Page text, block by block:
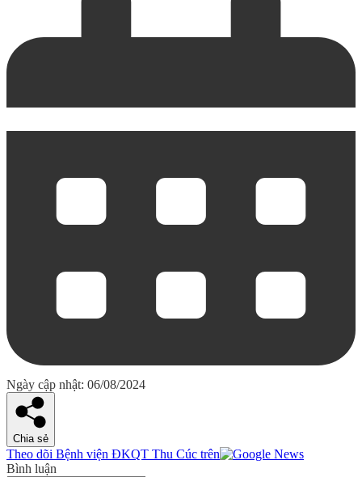
Ngày cập nhật: 06/08/2024
Chia sẻ
Theo dõi Bệnh viện ĐKQT Thu Cúc trên
Bình luận